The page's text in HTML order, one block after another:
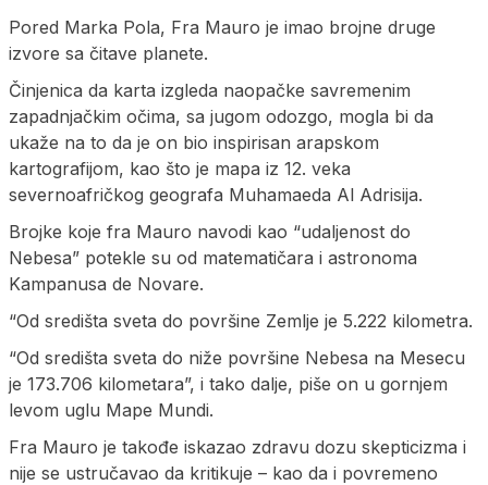
Pored Marka Pola, Fra Mauro je imao brojne druge
izvore sa čitave planete.
Činjenica da karta izgleda naopačke savremenim
zapadnjačkim očima, sa jugom odozgo, mogla bi da
ukaže na to da je on bio inspirisan arapskom
kartografijom, kao što je mapa iz 12. veka
severnoafričkog geografa Muhamaeda Al Adrisija.
Brojke koje fra Mauro navodi kao “udaljenost do
Nebesa” potekle su od matematičara i astronoma
Kampanusa de Novare.
“Od središta sveta do površine Zemlje je 5.222 kilometra.
“Od središta sveta do niže površine Nebesa na Mesecu
je 173.706 kilometara”, i tako dalje, piše on u gornjem
levom uglu Mape Mundi.
Fra Mauro je takođe iskazao zdravu dozu skepticizma i
nije se ustručavao da kritikuje – kao da i povremeno